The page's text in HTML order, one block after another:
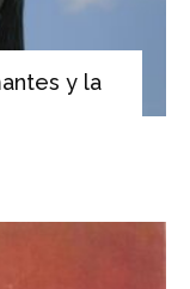
y la